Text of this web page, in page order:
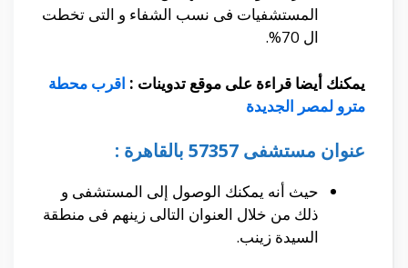
المستشفيات فى نسب الشفاء و التى تخطت
ال 70%.
يمكنك أيضا قراءة على موقع تدوينات : اقرب محطة
مترو لمصر الجديدة
عنوان مستشفى 57357 بالقاهرة :
حيث أنه يمكنك الوصول إلى المستشفى و
ذلك من خلال العنوان التالى زينهم فى منطقة
السيدة زينب.